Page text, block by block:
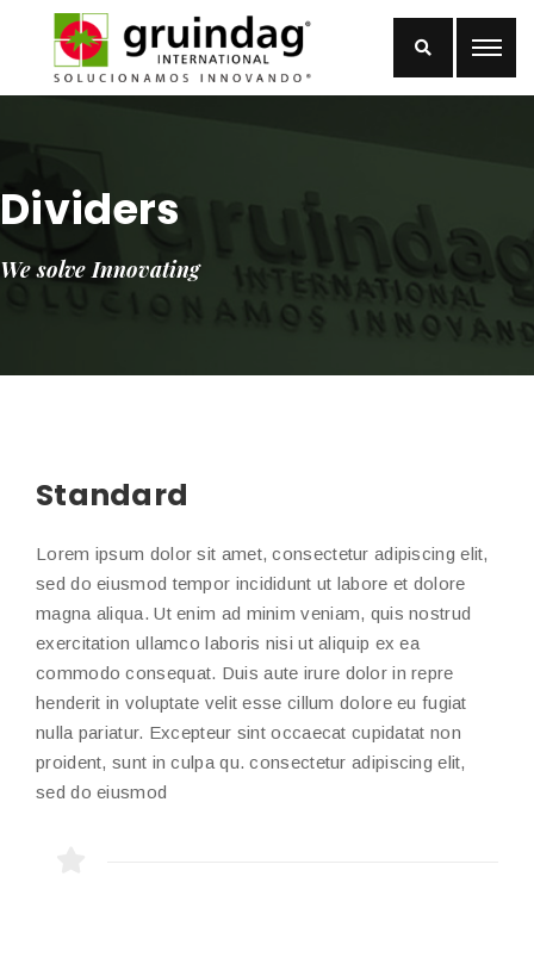
Dividers
We solve Innovating
Standard
Lorem ipsum dolor sit amet, consectetur adipiscing elit,
sed do eiusmod tempor incididunt ut labore et dolore
magna aliqua. Ut enim ad minim veniam, quis nostrud
exercitation ullamco laboris nisi ut aliquip ex ea
commodo consequat. Duis aute irure dolor in repre
henderit in voluptate velit esse cillum dolore eu fugiat
nulla pariatur. Excepteur sint occaecat cupidatat non
proident, sunt in culpa qu. consectetur adipiscing elit,
sed do eiusmod